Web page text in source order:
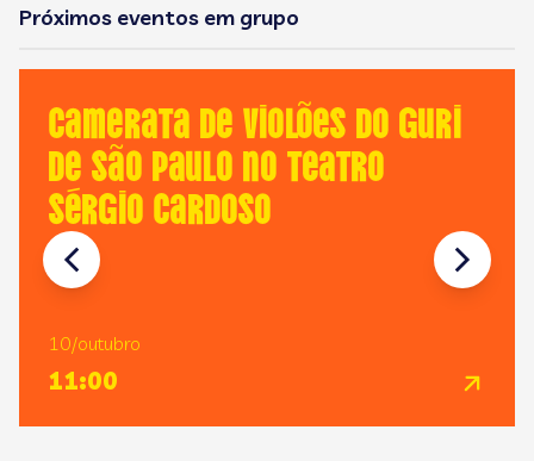
Próximos eventos em grupo
Camerata de Violões do GURI
de São Paulo no Teatro
Sérgio Cardoso
10/outubro
11:00